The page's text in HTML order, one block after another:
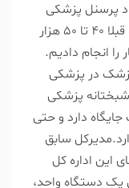
پرسنل پزشکی
قانونی استان تاکنون دو برابر شده است و قبلا ۴۰ تا ۵۰ هزار
انجام دادیم.
با اشاره به اینکه در حال حاضر ۱۰ پزشک در پزشکی
پزشکی
دارد و حتی
سابق
این اداره کل
دستگاه واحد،